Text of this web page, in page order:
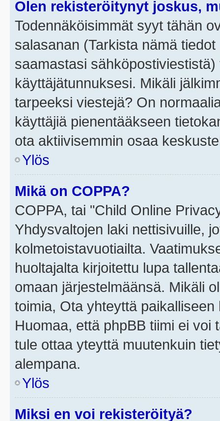
Olen rekisteröitynyt joskus,
Todennäköisimmät syyt tähän
salasanan (Tarkista nämä
saamastasi
käyttäjätunnuksesi. Mikäli
tarpeeksi viestejä? On
käyttäjiä pienentääkseen
ota aktiivisemmin osaa
Ylös
Mikä on COPPA?
COPPA, tai "Child Online
Yhdysvaltojen laki nettisivuille,
kolmetoistavuotiailta.
huoltajalta kirjoitettu lupa
omaan järjestelmäänsä. Mikäli
toimia, Ota yhteyttä
Huomaa, että phpBB tiimi ei voi
tule ottaa yteyttä muutenkuin
alempana.
Ylös
Miksi en voi rekisteröityä?